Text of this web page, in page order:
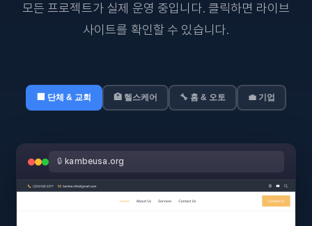
모든 프로젝트가 실제 운영 중입니다. 클릭하면 라이브
사이트를 확인할 수 있습니다.
🏢 단체 & 교회 🏥 헬스케어 🔧 홈 & 오토 💼 기업
🔒 kambeusa.org